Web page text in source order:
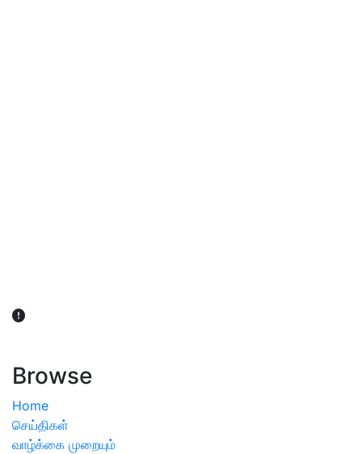
Browse
Home
செய்திகள்
வாழ்க்கை முறையும்